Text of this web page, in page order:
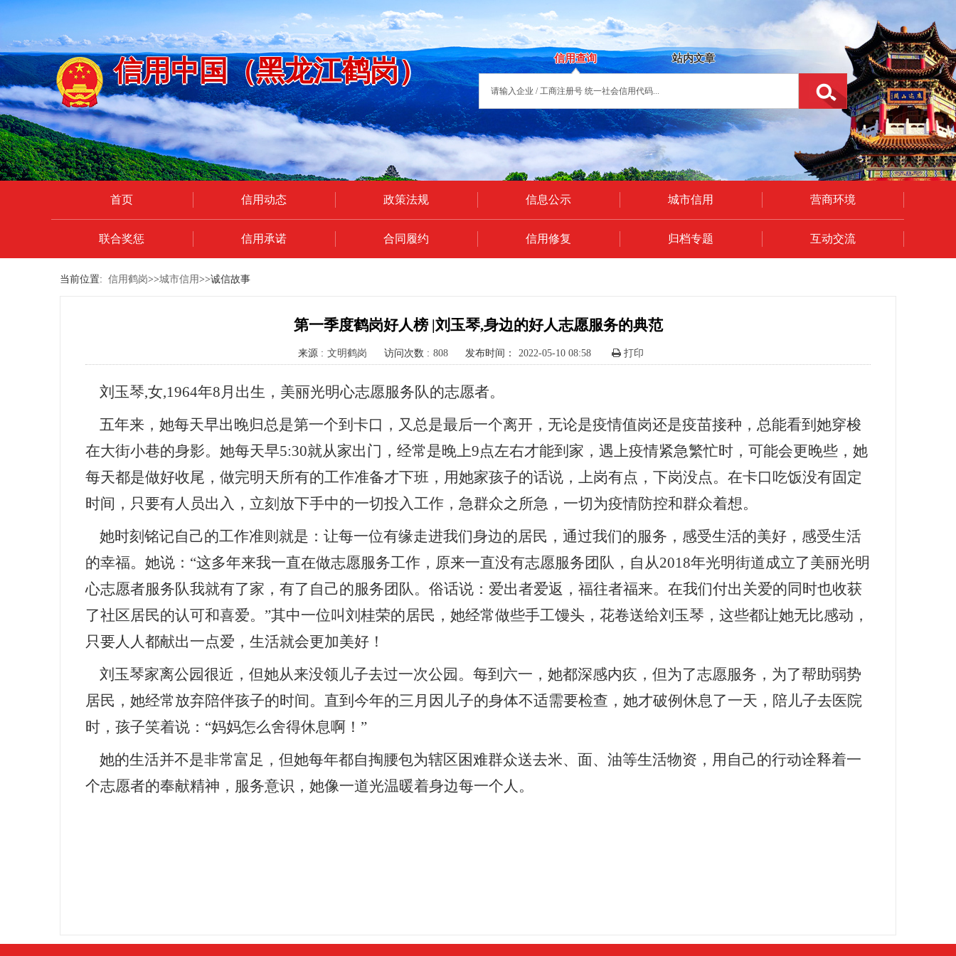
信用中国（黑龙江鹤岗） 信用查询 站内文章
首页 信用动态 政策法规 信息公示 城市信用 营商环境
联合奖惩 信用承诺 合同履约 信用修复 归档专题 互动交流
当前位置: 信用鹤岗>>城市信用>>诚信故事
第一季度鹤岗好人榜 |​刘玉琴,身边的好人志愿服务的典范
来源 : 文明鹤岗 访问次数 : 808 发布时间： 2022-05-10 08:58 打印
刘玉琴,女,1964年8月出生，美丽光明心志愿服务队的志愿者。
五年来，她每天早出晚归总是第一个到卡口，又总是最后一个离开，无论是疫情值岗还是疫苗接种，总能看到她穿梭
在大街小巷的身影。她每天早5:30就从家出门，经常是晚上9点左右才能到家，遇上疫情紧急繁忙时，可能会更晚些，她
每天都是做好收尾，做完明天所有的工作准备才下班，用她家孩子的话说，上岗有点，下岗没点。在卡口吃饭没有固定
时间，只要有人员出入，立刻放下手中的一切投入工作，急群众之所急，一切为疫情防控和群众着想。
她时刻铭记自己的工作准则就是： 让每一位有缘走进我们身边的居民，通过我们的服务，感受生活的美好，感受生活
的幸福。 她说： “这多年来我一直在做志愿服务工作，原来一直没有志愿服务团队，自从2018年光明街道成立了美丽光明
心志愿者服务队我就有了家，有了自己的服务团队。俗话说： 爱出者爱返， 福往者福来。 在我们付出关爱的同时也收获
了社区居民的认可和喜爱。”其中一位叫刘桂荣的居民，她经常做些手工馒头，花卷送给刘玉琴，这些都让她无比感动，
只要人人都献出一点爱，生活就会更加美好！
刘玉琴家离公园很近，但她从来没领儿子去过一次公园。每到六一，她都深感内疚，但为了志愿服务，为了帮助弱势
居民，她经常放弃陪伴孩子的时间。 直到今年的三月因儿子的身体不适需要检查，她才破例休息了一天，陪儿子去医院
时，孩子笑着说： “妈妈怎么舍得休息啊！ ”
她的生活并不是非常富足，但她每年都自掏腰包为辖区困难群众送去米、面、油等生活物资，用自己的行动诠释着一
个志愿者的奉献精神，服务意识，她像一道光温暖着身边每一个人。